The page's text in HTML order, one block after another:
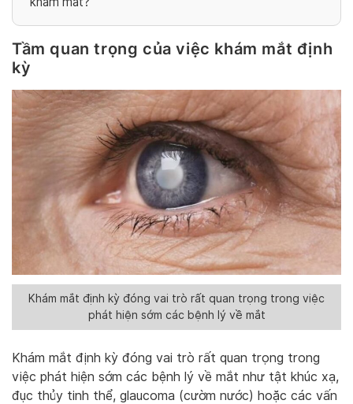
Tầm quan trọng của việc khám mắt định
kỳ
Khám mắt định kỳ đóng vai trò rất quan trọng trong việc
phát hiện sớm các bệnh lý về mắt
Khám mắt định kỳ đóng vai trò rất quan trọng trong
việc phát hiện sớm các bệnh lý về mắt như tật khúc xạ,
đục thủy tinh thể, glaucoma (cườm nước) hoặc các vấn